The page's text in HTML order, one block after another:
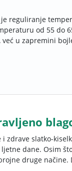
reguliranje
od 55 do
u zapremini
zdrave slatko-
dane. Osim
druge načine.